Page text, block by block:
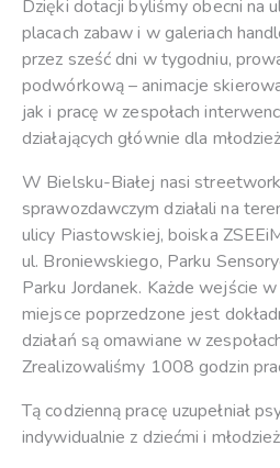
Dzięki dotacji byliśmy obecni na
placach zabaw i w galeriach
przez sześć dni w tygodniu,
podwórkową – animacje
jak i pracę w zespołach
działających głównie dla
W Bielsku-Białej nasi
sprawozdawczym działali na
ulicy Piastowskiej, boiska
ul. Broniewskiego, Parku
Parku Jordanek. Każde wejście
miejsce poprzedzone jest
działań są omawiane w
Zrealizowaliśmy 1008 godzin
Tą codzienną pracę uzupełniał
indywidualnie z dziećmi i